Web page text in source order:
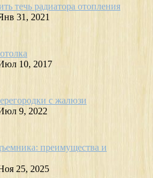
течь радиатора отопления
31, 2021
10, 2017
с жалюзи
9, 2022
преимущества и
25, 2025